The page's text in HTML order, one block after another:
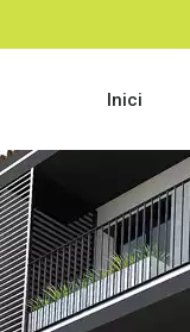
Inici